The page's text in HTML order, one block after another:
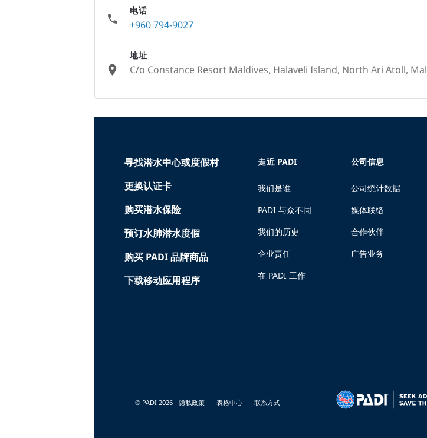
电话
+960 794-9027
地址
C/o Constance Resort Maldives, Halaveli Island, North Ari Atoll,
寻找潜水中心或度假村
更换认证卡
购买潜水保险
预订水肺潜水度假
购买 PADI 品牌商品
下载移动应用程序
走近 PADI
我们是谁
PADI 与众不同
我们的历史
企业责任
在 PADI 工作
公司信息
公司统计数据
媒体联络
合作伙伴
广告业务
© PADI 2026 隐私政策 表格中心 联系方式